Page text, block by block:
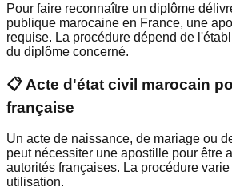
Pour faire reconnaître un diplôme
publique marocaine en France, une
requise. La procédure dépend de
du diplôme concerné.
📋 Acte d'état civil marocain
française
Un acte de naissance, de mariage ou
peut nécessiter une apostille pour être
autorités françaises. La procédure
utilisation.